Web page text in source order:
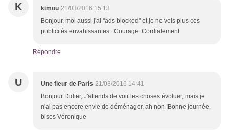
K kimou 21/03/2016 15:13
Bonjour, moi aussi j'ai "ads blocked" et je ne vois plus ces
publicités envahissantes...Courage. Cordialement
Répondre
U Une fleur de Paris 21/03/2016 14:41
Bonjour Didier, J'attends de voir les choses évoluer, mais je
n'ai pas encore envie de déménager, ah non !Bonne journée,
bises Véronique